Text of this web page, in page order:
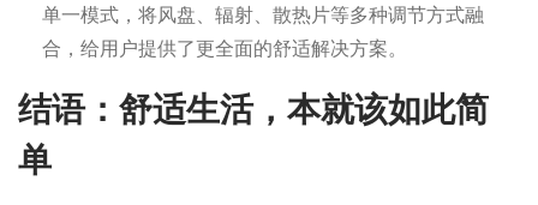
单一模式，将风盘、辐射、散热片等多种调节方式融
合，给用户提供了更全面的舒适解决方案。
结语：舒适生活，本就该如此简
单